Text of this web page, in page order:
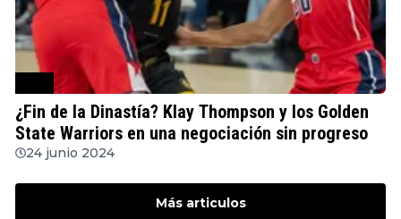
¿Fin de la Dinastía? Klay Thompson y los Golden
State Warriors en una negociación sin progreso
24 junio 2024
Más articulos